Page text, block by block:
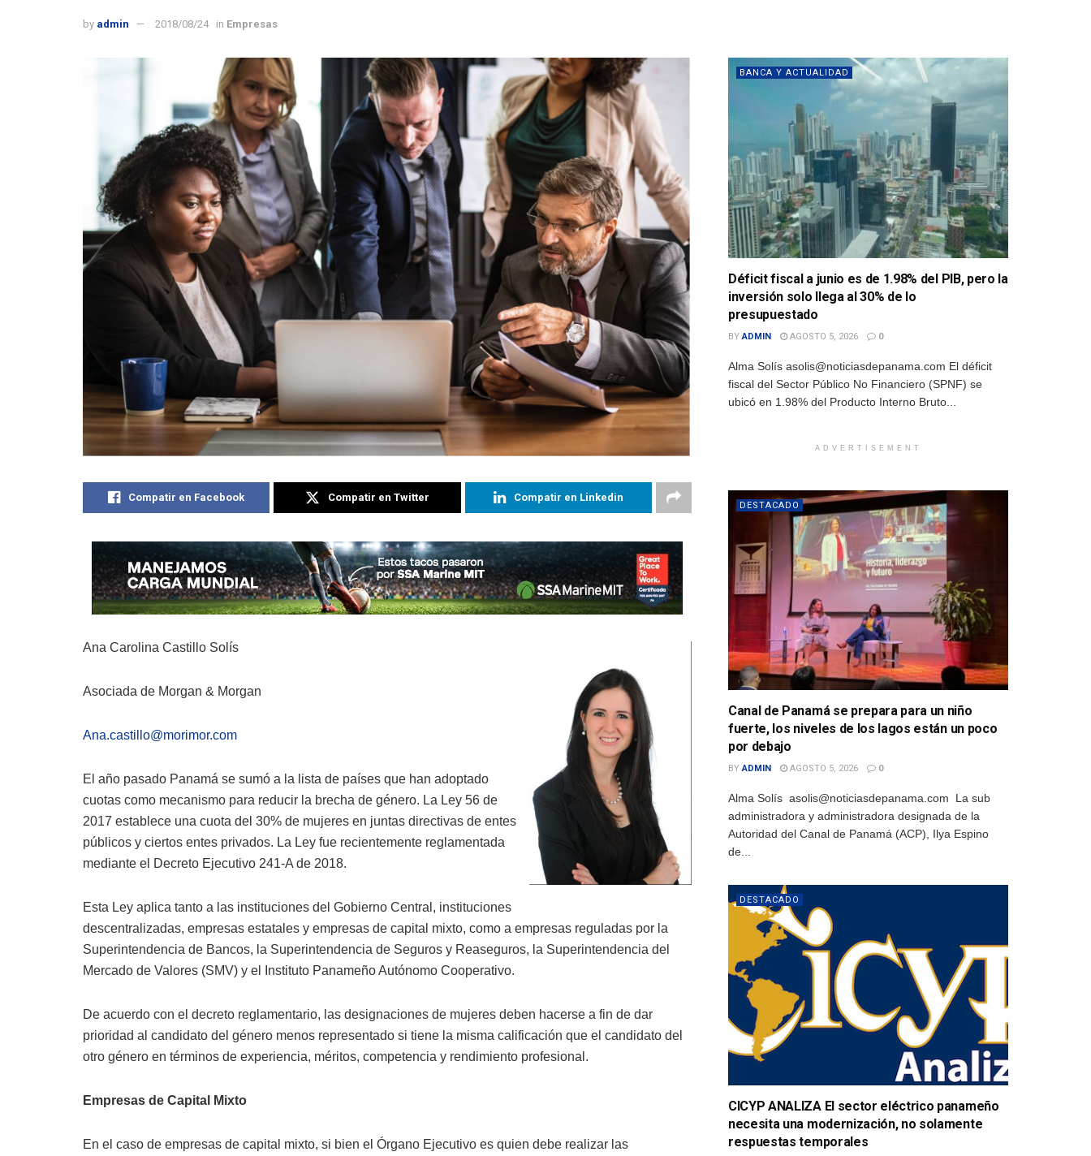
by admin 2018/08/24 in Empresas
Compatir en Facebook Compatir en Twitter Compatir en Linkedin
Ana Carolina Castillo Solís
Asociada de Morgan & Morgan
Ana.castillo@morimor.com
El año pasado Panamá se sumó a la lista de países que han adoptado
cuotas como mecanismo para reducir la brecha de género. La Ley 56 de
2017 establece una cuota del 30% de mujeres en juntas directivas de entes
públicos y ciertos entes privados. La Ley fue recientemente reglamentada
mediante el Decreto Ejecutivo 241-A de 2018.
Esta Ley aplica tanto a las instituciones del Gobierno Central, instituciones
descentralizadas, empresas estatales y empresas de capital mixto, como a empresas reguladas por la
Superintendencia de Bancos, la Superintendencia de Seguros y Reaseguros, la Superintendencia del
Mercado de Valores (SMV) y el Instituto Panameño Autónomo Cooperativo.
De acuerdo con el decreto reglamentario, las designaciones de mujeres deben hacerse a fin de dar
prioridad al candidato del género menos representado si tiene la misma calificación que el candidato del
otro género en términos de experiencia, méritos, competencia y rendimiento profesional.
Empresas de Capital Mixto
En el caso de empresas de capital mixto, si bien el Órgano Ejecutivo es quien debe realizar las
BANCA Y ACTUALIDAD
Déficit fiscal a junio es de 1.98% del PIB, pero la
inversión solo llega al 30% de lo
presupuestado
BY ADMIN AGOSTO 5, 2026 0
Alma Solís asolis@noticiasdepanama.com El déficit
fiscal del Sector Público No Financiero (SPNF) se
ubicó en 1.98% del Producto Interno Bruto...
ADVERTISEMENT
DESTACADO
Canal de Panamá se prepara para un niño
fuerte, los niveles de los lagos están un poco
por debajo
BY ADMIN AGOSTO 5, 2026 0
Alma Solís asolis@noticiasdepanama.com La sub
administradora y administradora designada de la
Autoridad del Canal de Panamá (ACP), Ilya Espino
de...
DESTACADO
CICYP ANALIZA El sector eléctrico panameño
necesita una modernización, no solamente
respuestas temporales